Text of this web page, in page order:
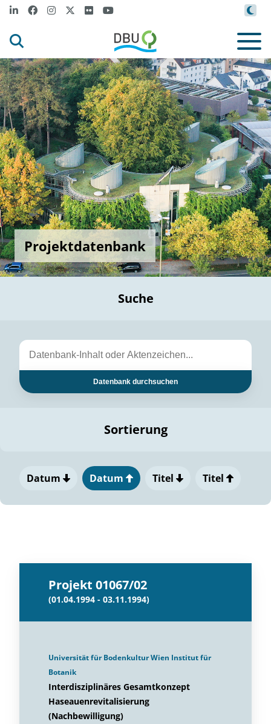
Projektdatenbank
Suche
Datenbank durchsuchen
Sortierung
Datum Datum Titel Titel
Projekt 01067/02
(01.04.1994 - 03.11.1994)
Universität für Bodenkultur Wien Institut für
Botanik
Interdisziplinäres Gesamtkonzept
Haseauenrevitalisierung
(Nachbewilligung)